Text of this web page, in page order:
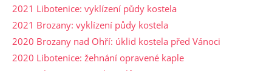
2021 Libotenice: vyklízení půdy kostela
2021 Brozany: vyklízení půdy kostela
2020 Brozany nad Ohří: úklid kostela před Vánoci
2020 Libotenice: žehnání opravené kaple